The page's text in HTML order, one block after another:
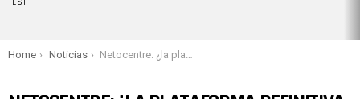
You are here:
Home Noticias Netocentre: ¿la plataforma definitiva para impulsar tu presencia online?